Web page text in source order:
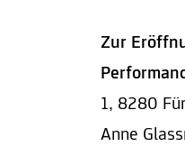
Zur
1, 8280
Anne